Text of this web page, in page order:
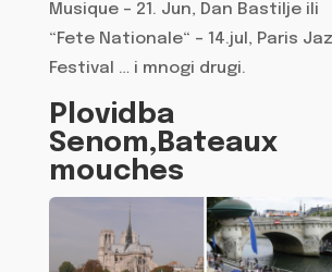
Musique – 21. Jun, Dan Bastilje ili
“Fete Nationale“ – 14.jul, Paris
Festival … i mnogi drugi.
Plovidba
Senom,Bateaux
mouches